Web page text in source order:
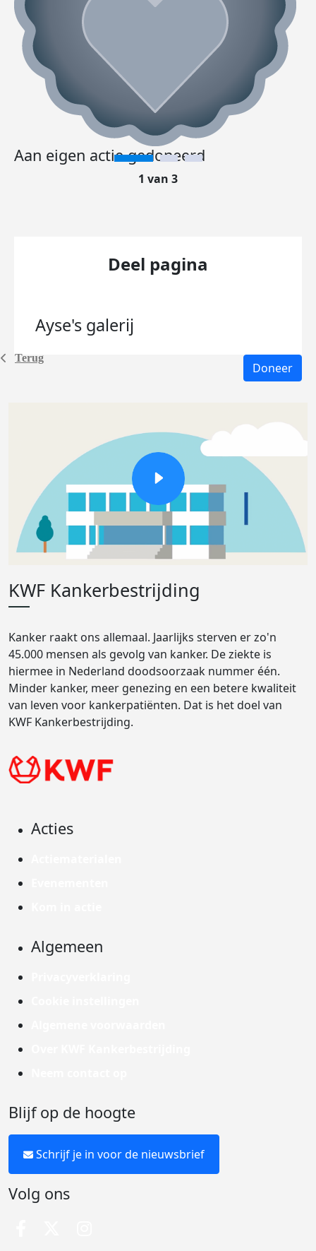
Terug
Aan eigen actie gedoneerd
1 van 3
Deel pagina
Ayse's galerij
Doneer
KWF Kankerbestrijding
Kanker raakt ons allemaal. Jaarlijks sterven er zo'n
45.000 mensen als gevolg van kanker. De ziekte is
hiermee in Nederland doodsoorzaak nummer één.
Minder kanker, meer genezing en een betere kwaliteit
van leven voor kankerpatiënten. Dat is het doel van
KWF Kankerbestrijding.
Acties
Algemeen
Blijf op de hoogte
Schrijf je in voor de nieuwsbrief
Volg ons